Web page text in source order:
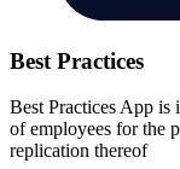
Best Practices
Best Practices App is
of employees for the
replication thereof